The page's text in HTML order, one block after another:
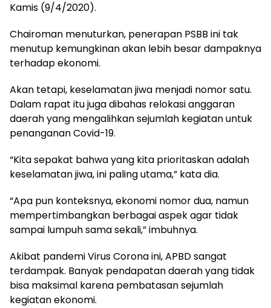
Kamis (9/4/2020).
Chairoman menuturkan, penerapan PSBB ini tak
menutup kemungkinan akan lebih besar dampaknya
terhadap ekonomi.
Akan tetapi, keselamatan jiwa menjadi nomor satu.
Dalam rapat itu juga dibahas relokasi anggaran
daerah yang mengalihkan sejumlah kegiatan untuk
penanganan Covid-19.
“Kita sepakat bahwa yang kita prioritaskan adalah
keselamatan jiwa, ini paling utama,” kata dia.
“Apa pun konteksnya, ekonomi nomor dua, namun
mempertimbangkan berbagai aspek agar tidak
sampai lumpuh sama sekali,” imbuhnya.
Akibat pandemi Virus Corona ini, APBD sangat
terdampak. Banyak pendapatan daerah yang tidak
bisa maksimal karena pembatasan sejumlah
kegiatan ekonomi.